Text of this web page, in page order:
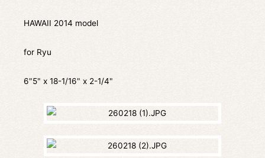
HAWAII 2014 model
for Ryu
6"5" x 18-1/16" x 2-1/4"